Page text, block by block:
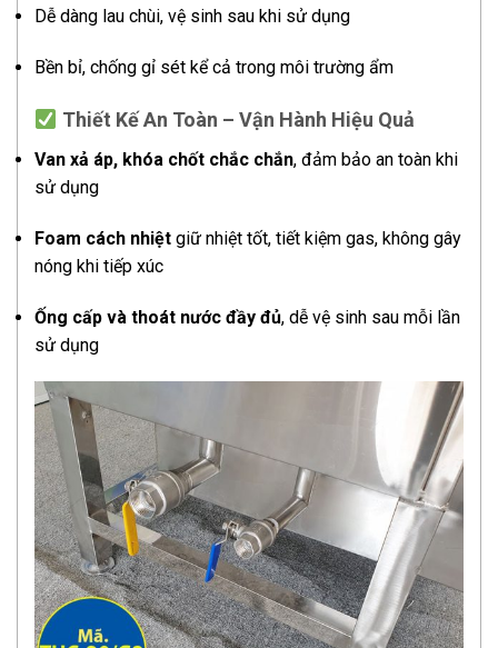
Dễ dàng lau chùi, vệ sinh sau khi sử dụng
Bền bỉ, chống gỉ sét kể cả trong môi trường ẩm
Thiết Kế An Toàn – Vận Hành Hiệu Quả
Van xả áp, khóa chốt chắc chắn, đảm bảo an toàn khi
sử dụng
Foam cách nhiệt giữ nhiệt tốt, tiết kiệm gas, không gây
nóng khi tiếp xúc
Ống cấp và thoát nước đầy đủ, dễ vệ sinh sau mỗi lần
sử dụng